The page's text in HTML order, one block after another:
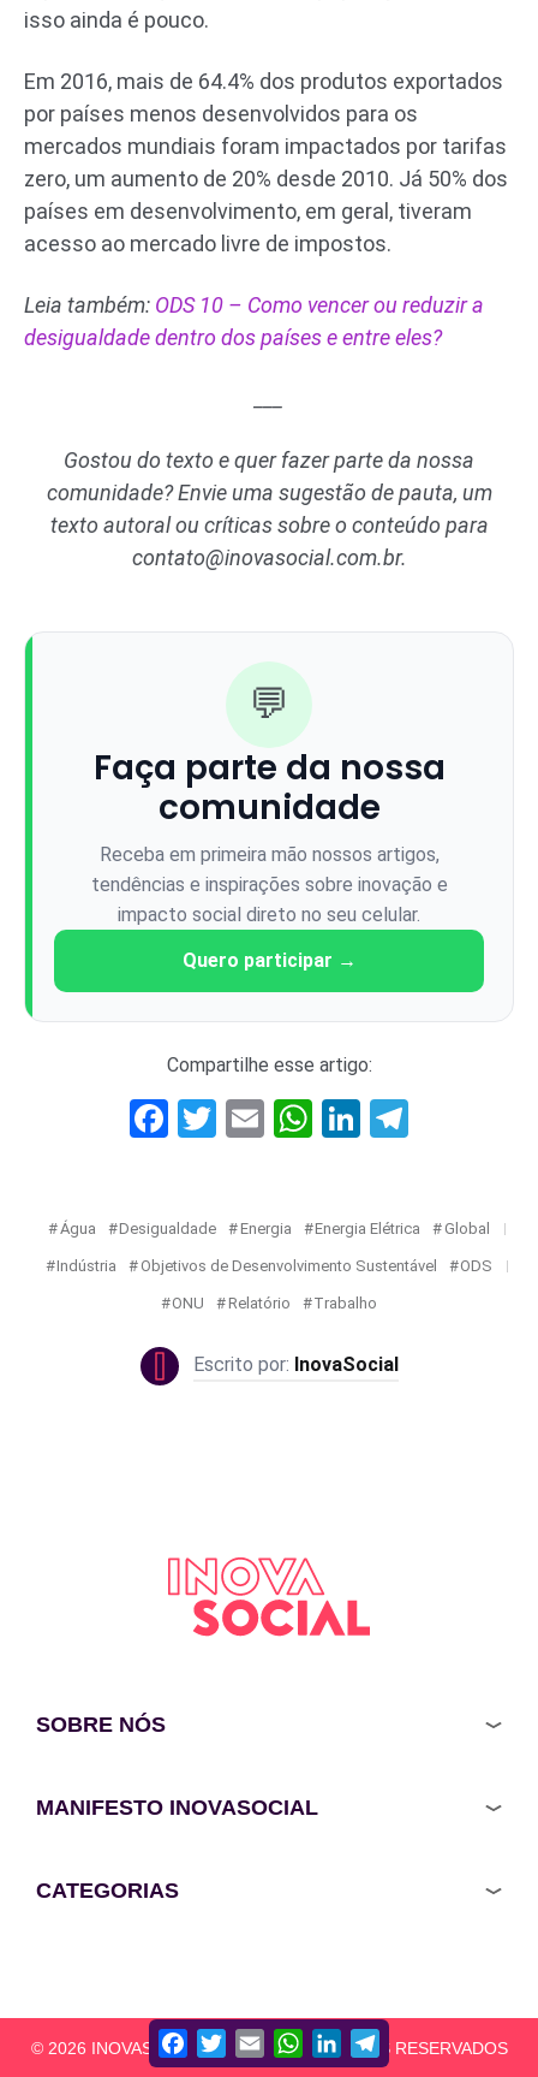
isso ainda é pouco.
Em 2016, mais de 64.4% dos produtos exportados
por países menos desenvolvidos para os
mercados mundiais foram impactados por tarifas
zero, um aumento de 20% desde 2010. Já 50% dos
países em desenvolvimento, em geral, tiveram
acesso ao mercado livre de impostos.
Leia também: ODS 10 – Como vencer ou reduzir a
desigualdade dentro dos países e entre eles?
Gostou do texto e quer fazer parte da nossa
comunidade? Envie uma sugestão de pauta, um
texto autoral ou críticas sobre o conteúdo para
contato@inovasocial.com.br.
💬
Faça parte da nossa
comunidade
Receba em primeira mão nossos artigos,
tendências e inspirações sobre inovação e
impacto social direto no seu celular.
Quero participar →
Compartilhe esse artigo:
Facebook
Twitter
EmailWhatsApp
LinkedIn
Água Desigualdade Energia Energia Elétrica Global
Indústria Objetivos de Desenvolvimento Sustentável ODS
ONU Relatório Trabalho
InovaSocial
SOBRE NÓS
MANIFESTO INOVASOCIAL
CATEGORIAS
© 2026 INOVASOCIAL - TODOS OS DIREITOS RESERVADOS
FacebookTwitterEmail WhatsApp
LinkedInTelegram